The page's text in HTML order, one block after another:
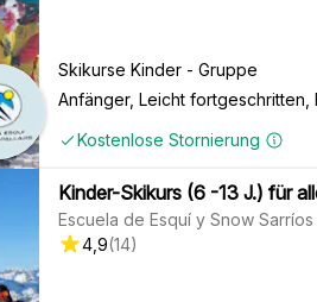
Skikurse Kinder - Gruppe
Anfänger, Leicht fortgeschritten,
Kostenlose Stornierung
Kinder-Skikurs (6 -13 J.) für
Escuela de Esquí y Snow Sarríos
4,9(14)